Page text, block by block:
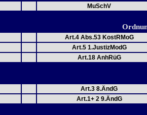
MuSchV
Art.4 Abs.53 KostRMoG
Art.5 1.JustizModG
Art.18 AnhRüG
Art.3 8.ÄndG
Art.1+ 2 9.ÄndG